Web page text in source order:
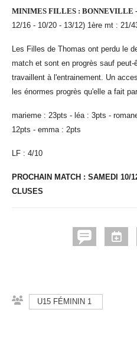
MINIMES FILLES : BONNEVILLE -
12/16 - 10/20 - 13/12) 1ère mt : 21/
Les Filles de Thomas ont perdu le
match et sont en progrès sauf
travaillent à l'entrainement. Un
les énormes progrès qu'elle a fait
marieme : 23pts - léa : 3pts -
12pts - emma : 2pts
LF : 4/10
PROCHAIN MATCH : SAMEDI 10/
CLUSES
U15 FÉMININ 1